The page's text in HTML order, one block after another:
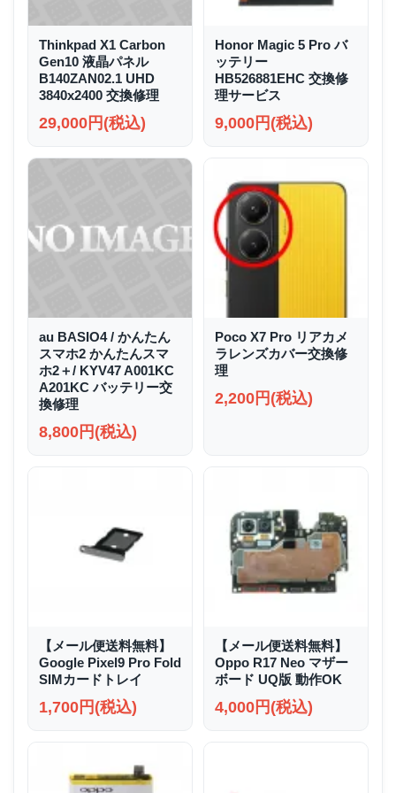
Thinkpad X1 Carbon
Gen10 液晶パネル
B140ZAN02.1 UHD
3840x2400 交換修理
29,000円(税込)
Honor Magic 5 Pro バ
ッテリー
HB526881EHC 交換修
理サービス
9,000円(税込)
au BASIO4 / かんたん
スマホ2 かんたんスマ
ホ2＋/ KYV47 A001KC
A201KC バッテリー交
換修理
8,800円(税込)
Poco X7 Pro リアカメ
ラレンズカバー交換修
理
2,200円(税込)
【メール便送料無料】
Google Pixel9 Pro Fold
SIMカードトレイ
1,700円(税込)
【メール便送料無料】
Oppo R17 Neo マザー
ボード UQ版 動作OK
4,000円(税込)